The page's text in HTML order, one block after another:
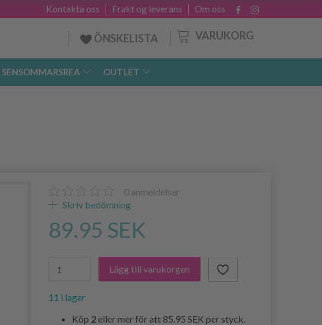
Om oss
Frakt og leverans
Kontakta oss
VARUKORG
ÖNSKELISTA
SENSOMMARSREA OUTLET
0 anmeldelser
Skriv bedömning
89.95 SEK
Lägg till varukorgen
11 i lager
Köp 2 eller mer för att 85.95 SEKper styck.